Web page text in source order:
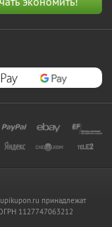
принадлежат
1127747063212